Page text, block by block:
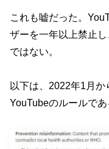
これも嘘だった。
ザーを一年以上禁止
ではない。
以下は、2022年1月
YouTubeのルールであ